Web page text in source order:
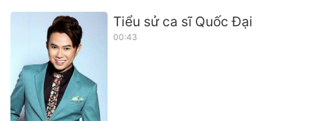
Tiểu sử ca sĩ Quốc Đại
00:43